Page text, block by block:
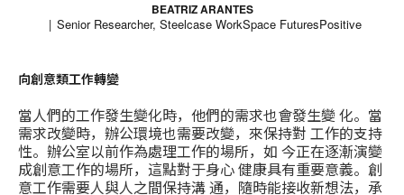
BEATRIZ ARANTES
Senior Researcher, Steelcase WorkSpace FuturesPositive
向創意類工作轉變
當人們的工作發生變化時，他們的需求也會發生變 化。當
需求改變時，辦公環境也需要改變，來保持對 工作的支持
性。辦公室以前作為處理工作的場所，如 今正在逐漸演變
成創意工作的場所，這點對于身心 健康具有重要意義。創
意工作需要人與人之間保持溝 通，隨時能接收新想法，承